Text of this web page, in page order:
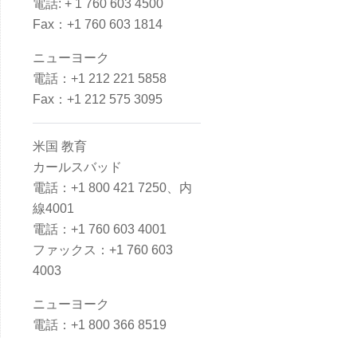
電話: + 1 760 603 4500
Fax：+1 760 603 1814
ニューヨーク
電話：+1 212 221 5858
Fax：+1 212 575 3095
米国 教育
カールスバッド
電話：+1 800 421 7250、内
線4001
電話：+1 760 603 4001
ファックス：+1 760 603
4003
ニューヨーク
電話：+1 800 366 8519